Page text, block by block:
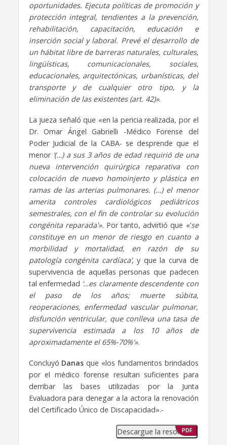
oportunidades. Ejecuta políticas de promoción y
protección integral, tendientes a la prevención,
rehabilitación, capacitación, educación e
inserción social y laboral. Prevé el desarrollo de
un hábitat libre de barreras naturales, culturales,
lingüísticas, comunicacionales, sociales,
educacionales, arquitectónicas, urbanísticas, del
transporte y de cualquier otro tipo, y la
eliminación de las existentes (art. 42)».
La jueza señaló que «en la pericia realizada, por el
Dr. Omar Ángel Gabrielli -Médico Forense del
Poder Judicial de la CABA- se desprende que el
menor ‘(…) a sus 3 años de edad requirió de una
nueva intervención quirúrgica reparativa con
colocación de nuevo homoinjerto y plástica en
ramas de las arterias pulmonares. (…) el menor
amerita controles cardiológicos pediátricos
semestrales, con el fin de controlar su evolución
congénita reparada'». Por tanto, advirtió que «‘se
constituye en un menor de riesgo en cuanto a
morbilidad y mortalidad, en razón de su
patología congénita cardíaca’, y que la curva de
supervivencia de aquellas personas que padecen
tal enfermedad ‘…es claramente descendente con
el paso de los años; muerte súbita,
reoperaciones, enfermedad vascular pulmonar,
disfunción ventricular, que conlleva una tasa de
supervivencia estimada a los 10 años de
aproximadamente el 65%-70%'».
Concluyó Danas que «los fundamentos brindados
por el médico forense resultan suficientes para
derribar las bases utilizadas por la Junta
Evaluadora para denegar a la actora la renovación
del Certificado Único de Discapacidad».-
Descargue la resolución
PDF